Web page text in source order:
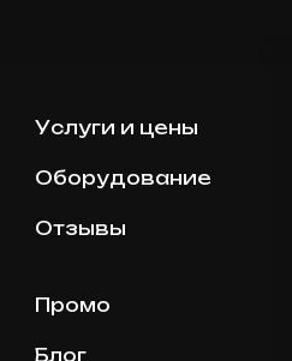
Услуги и цены
Оборудование
Отзывы
Промо
Блог